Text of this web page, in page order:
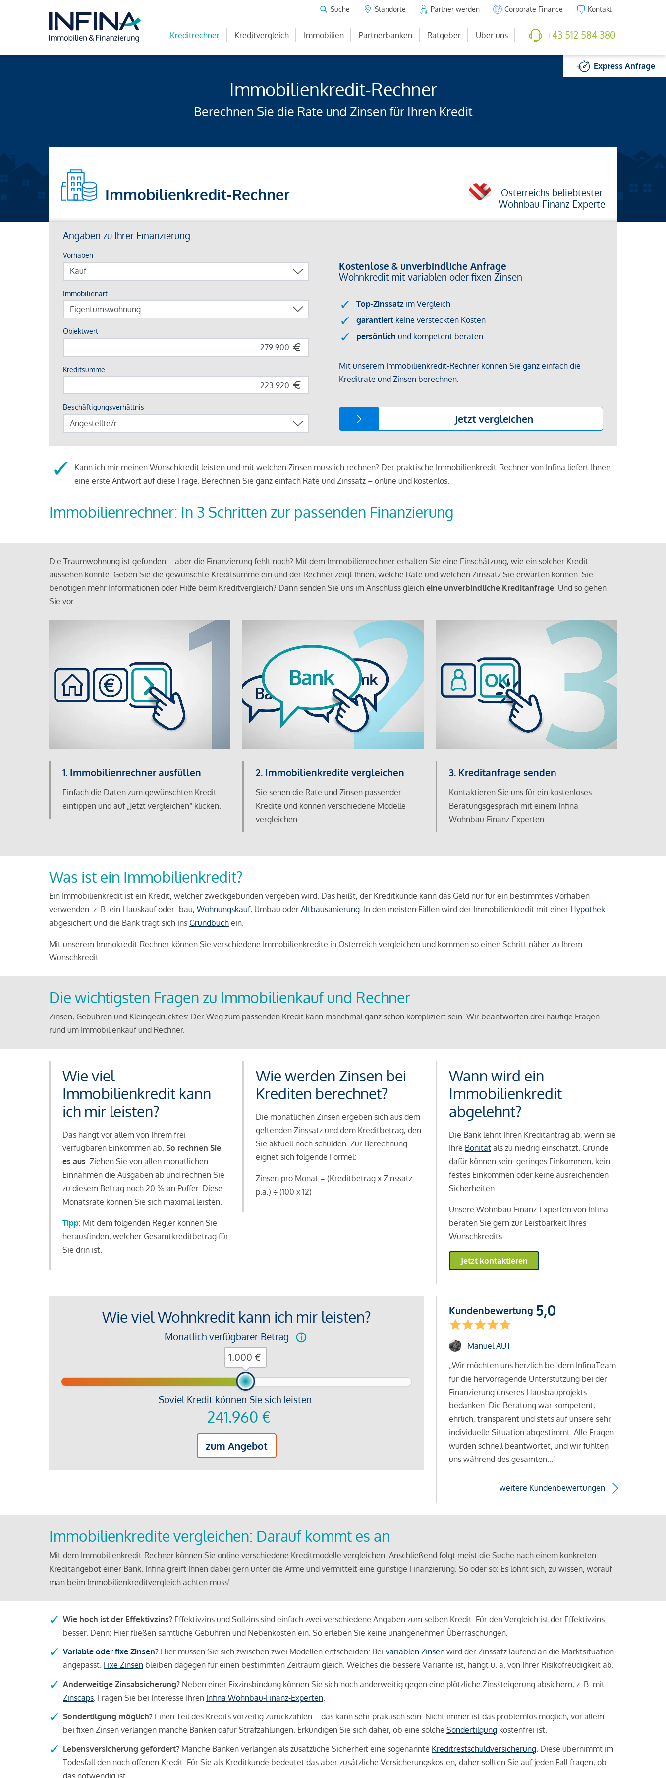
Suche Standorte Partner werden Corporate Finance Kontakt
Kreditrechner Kreditvergleich Immobilien Partnerbanken Ratgeber Über uns +43 512 584 380
ExpressAnfrage
Immobilienkredit-Rechner
Berechnen Sie die Rate und Zinsen für Ihren Kredit
Immobilienkredit-Rechner
Österreichs beliebtester
Wohnbau-Finanz-Experte
Kann ich mir meinen Wunschkredit leisten und mit welchen Zinsen muss ich rechnen? Der praktische Immobilienkredit-Rechner von Infina liefert Ihnen
eine erste Antwort auf diese Frage. Berechnen Sie ganz einfach Rate und Zinssatz – online und kostenlos.
Immobilienrechner: In 3 Schritten zur passenden Finanzierung
Die Traumwohnung ist gefunden – aber die Finanzierung fehlt noch? Mit dem Immobilienrechner erhalten Sie eine Einschätzung, wie ein solcher Kredit
aussehen könnte. Geben Sie die gewünschte Kreditsumme ein und der Rechner zeigt Ihnen, welche Rate und welchen Zinssatz Sie erwarten können. Sie
benötigen mehr Informationen oder Hilfe beim Kreditvergleich? Dann senden Sie uns im Anschluss gleich eine unverbindliche Kreditanfrage. Und so gehen
Sie vor:
1. Immobilienrechner ausfüllen
Einfach die Daten zum gewünschten Kredit
eintippen und auf „Jetzt vergleichen“ klicken.
2. Immobilienkredite vergleichen
Sie sehen die Rate und Zinsen passender
Kredite und können verschiedene Modelle
vergleichen.
3. Kreditanfrage senden
Kontaktieren Sie uns für ein kostenloses
Beratungsgespräch mit einem Infina
Wohnbau-Finanz-Experten.
Was ist ein Immobilienkredit?
Ein Immobilienkredit ist ein Kredit, welcher zweckgebunden vergeben wird. Das heißt, der Kreditkunde kann das Geld nur für ein bestimmtes Vorhaben
verwenden: z. B. ein Hauskauf oder -bau, Wohnungskauf, Umbau oder Altbausanierung. In den meisten Fällen wird der Immobilienkredit mit einer Hypothek
abgesichert und die Bank trägt sich ins Grundbuch ein.
Mit unserem Immokredit-Rechner können Sie verschiedene Immobilienkredite in Österreich vergleichen und kommen so einen Schritt näher zu Ihrem
Wunschkredit.
Die wichtigsten Fragen zu Immobilienkauf und Rechner
Zinsen, Gebühren und Kleingedrucktes: Der Weg zum passenden Kredit kann manchmal ganz schön kompliziert sein. Wir beantworten drei häufige Fragen
rund um Immobilienkauf und Rechner.
Wie viel
Immobilienkredit kann
ich mir leisten?
Das hängt vor allem von Ihrem frei
verfügbaren Einkommen ab. So rechnen Sie
es aus: Ziehen Sie von allen monatlichen
Einnahmen die Ausgaben ab und rechnen Sie
zu diesem Betrag noch 20 % an Puffer. Diese
Monatsrate können Sie sich maximal leisten.
Tipp: Mit dem folgenden Regler können Sie
herausfinden, welcher Gesamtkreditbetrag für
Sie drin ist.
Wie werden Zinsen bei
Krediten berechnet?
Die monatlichen Zinsen ergeben sich aus dem
geltenden Zinssatz und dem Kreditbetrag, den
Sie aktuell noch schulden. Zur Berechnung
eignet sich folgende Formel:
Zinsen pro Monat = (Kreditbetrag x Zinssatz
p.a.) ÷ (100 x 12)
Wann wird ein
Immobilienkredit
abgelehnt?
Die Bank lehnt Ihren Kreditantrag ab, wenn sie
Ihre Bonitätals zu niedrig einschätzt. Gründe
dafür können sein: geringes Einkommen, kein
festes Einkommen oder keine ausreichenden
Sicherheiten.
Unsere Wohnbau-Finanz-Experten von Infina
beraten Sie gern zur Leistbarkeit Ihres
Wunschkredits.
Jetzt kontaktieren
Wie viel Wohnkredit kann ich mir leisten?
Monatlich verfügbarer Betrag:
Soviel Kredit können Sie sich leisten:
241.960 €
zum Angebot
€
Kundenbewertung 5,0
Manuel AUT
„Wir möchten uns herzlich bei dem InfinaTeam
für die hervorragende Unterstützung bei der
Finanzierung unseres Hausbauprojekts
bedanken. Die Beratung war kompetent,
ehrlich, transparent und stets auf unsere sehr
individuelle Situation abgestimmt. Alle Fragen
wurden schnell beantwortet, und wir fühlten
uns während des gesamten..."
weitere Kundenbewertungen
Immobilienkredite vergleichen: Darauf kommt es an
Mit dem Immobilienkredit-Rechner können Sie online verschiedene Kreditmodelle vergleichen. Anschließend folgt meist die Suche nach einem konkreten
Kreditangebot einer Bank. Infina greift Ihnen dabei gern unter die Arme und vermittelt eine günstige Finanzierung. So oder so: Es lohnt sich, zu wissen, worauf
man beim Immobilienkreditvergleich achten muss!
Wie hoch ist der Effektivzins? Effektivzins und Sollzins sind einfach zwei verschiedene Angaben zum selben Kredit. Für den Vergleich ist der Effektivzins
besser. Denn: Hier fließen sämtliche Gebühren und Nebenkosten ein. So erleben Sie keine unangenehmen Überraschungen.
Variable oder fixe Zinsen? Hier müssen Sie sich zwischen zwei Modellen entscheiden: Bei variablen Zinsen wird der Zinssatz laufend an die Marktsituation
angepasst. Fixe Zinsen bleiben dagegen für einen bestimmten Zeitraum gleich. Welches die bessere Variante ist, hängt u. a. von Ihrer Risikofreudigkeit ab.
Anderweitige Zinsabsicherung? Neben einer Fixzinsbindung können Sie sich noch anderweitig gegen eine plötzliche Zinssteigerung absichern, z. B. mit
Zinscaps . Fragen Sie bei Interesse Ihren Infina Wohnbau-Finanz-Experten
Sondertilgung möglich? Einen Teil des Kredits vorzeitig zurückzahlen – das kann sehr praktisch sein. Nicht immer ist das problemlos möglich, vor allem
bei fixen Zinsen verlangen manche Banken dafür Strafzahlungen. Erkundigen Sie sich daher, ob eine solche Sondertilgung kostenfrei ist.
Lebensversicherung gefordert? Manche Banken verlangen als zusätzliche Sicherheit eine sogenannte Kreditrestschuldversicherung . Diese übernimmt im
Todesfall den noch offenen Kredit. Für Sie als Kreditkunde bedeutet das aber zusätzliche Versicherungskosten, daher sollten Sie auf jeden Fall fragen, ob
das notwendig ist.